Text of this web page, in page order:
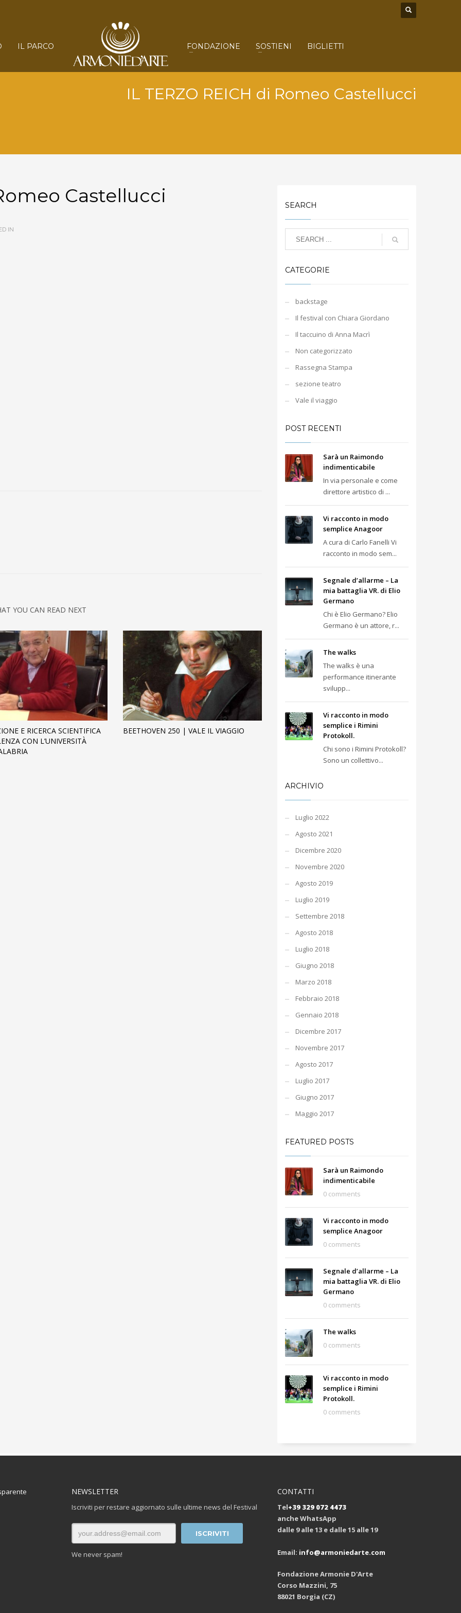
IL PARCO FONDAZIONE SOSTIENI BIGLIETTI
IL TERZO REICH di Romeo Castellucci
Castellucci
IN
YOU CAN READ NEXT
E RICERCA SCIENTIFICA
CON L’UNIVERSITÀ
BEETHOVEN 250 | VALE IL VIAGGIO
SEARCH
CATEGORIE
backstage
Il festival con Chiara Giordano
Il taccuino di Anna Macrì
Non categorizzato
Rassegna Stampa
sezione teatro
Vale il viaggio
POST RECENTI
Sarà un Raimondo
indimenticabile
In via personale e come
direttore artistico di ...
Vi racconto in modo
semplice Anagoor
A cura di Carlo Fanelli Vi
racconto in modo sem...
Segnale d’allarme – La
mia battaglia VR. di Elio
Germano
Chi è Elio Germano? Elio
Germano è un attore, r...
The walks
The walks è una
performance itinerante
svilupp...
Vi racconto in modo
semplice i Rimini
Protokoll.
Chi sono i Rimini Protokoll?
Sono un collettivo...
ARCHIVIO
Luglio 2022
Agosto 2021
Dicembre 2020
Novembre 2020
Agosto 2019
Luglio 2019
Settembre 2018
Agosto 2018
Luglio 2018
Giugno 2018
Marzo 2018
Febbraio 2018
Gennaio 2018
Dicembre 2017
Novembre 2017
Agosto 2017
Luglio 2017
Giugno 2017
Maggio 2017
FEATURED POSTS
Sarà un Raimondo
indimenticabile
0 comments
Vi racconto in modo
semplice Anagoor
0 comments
Segnale d’allarme – La
mia battaglia VR. di Elio
Germano
0 comments
The walks
0 comments
Vi racconto in modo
semplice i Rimini
Protokoll.
0 comments
NEWSLETTER
Iscriviti per restare aggiornato sulle ultime news del Festival
We never spam!
CONTATTI
Tel+39 329 072 4473
anche WhatsApp
dalle 9 alle 13 e dalle 15 alle 19
Email: info@armoniedarte.com
Fondazione Armonie D'Arte
Corso Mazzini, 75
88021 Borgia (CZ)